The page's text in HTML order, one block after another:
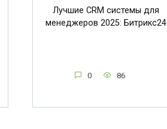
Лучшие CRM системы для
менеджеров 2025: Битрикс24
0 86